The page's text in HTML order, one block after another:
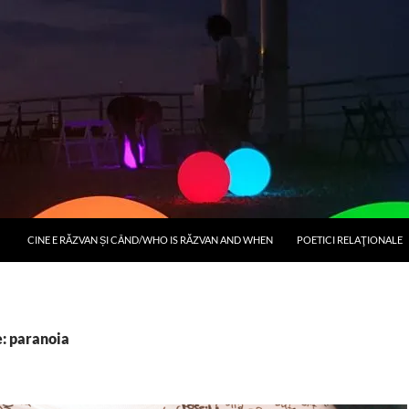
CINE E RĂZVAN ȘI CÂND/WHO IS RĂZVAN AND WHEN POETICI RELAŢIONALE
paranoia